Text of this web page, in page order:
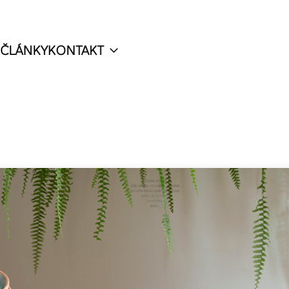
ČLÁNKYKONTAKT